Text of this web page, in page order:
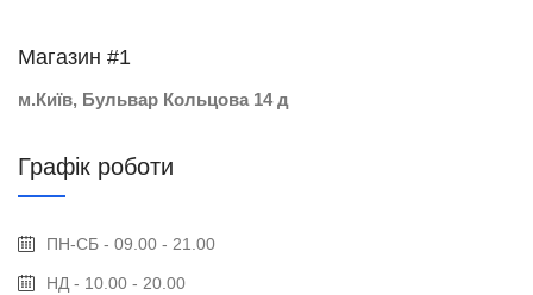
Магазин #1
м.Київ, Бульвар Кольцова 14 д
Графік роботи
ПН-СБ - 09.00 - 21.00
НД - 10.00 - 20.00